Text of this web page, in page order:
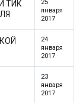
ТИК
25
января
2017
24
января
2017
23
января
2017